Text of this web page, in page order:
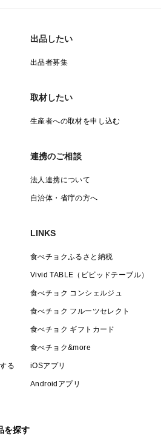
出品したい
出品者募集
取材したい
生産者への取材を申し込む
連携のご相談
法人連携について
自治体・省庁の方へ
る
LINKS
食べチョクふるさと納税
Vivid TABLE（ビビッドテーブル）
食べチョク コンシェルジュ
食べチョク フルーツセレクト
食べチョク ギフトカード
食べチョク&more
iOSアプリ
Androidアプリ
を探す